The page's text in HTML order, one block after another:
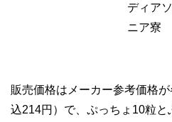
ディア
ニア寮
販売価格はメーカー参考価格
込214円）で、ぷっちょ10粒と